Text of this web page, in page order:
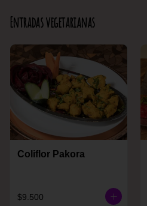
Entradas vegetarianas
Coliflor Pakora
$9.500